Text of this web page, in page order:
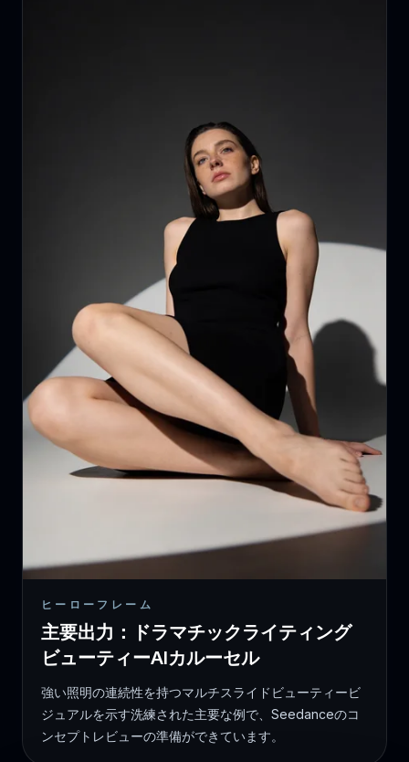
ヒーローフレーム
主要出力：ドラマチックライティング
ビューティーAIカルーセル
強い照明の連続性を持つマルチスライドビューティービ
ジュアルを示す洗練された主要な例で、Seedanceのコ
ンセプトレビューの準備ができています。